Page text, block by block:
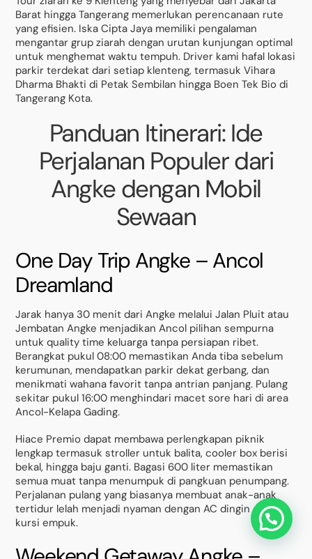
Barat hingga Tangerang memerlukan perencanaan rute
yang efisien. Iska Cipta Jaya memiliki pengalaman
mengantar grup ziarah dengan urutan kunjungan optimal
untuk menghemat waktu tempuh. Driver kami hafal lokasi
parkir terdekat dari setiap klenteng, termasuk Vihara
Dharma Bhakti di Petak Sembilan hingga Boen Tek Bio di
Tangerang Kota.
Panduan Itinerari: Ide
Perjalanan Populer dari
Angke dengan Mobil
Sewaan
One Day Trip Angke – Ancol
Dreamland
Jarak hanya 30 menit dari Angke melalui Jalan Pluit atau
Jembatan Angke menjadikan Ancol pilihan sempurna
untuk quality time keluarga tanpa persiapan ribet.
Berangkat pukul 08:00 memastikan Anda tiba sebelum
kerumunan, mendapatkan parkir dekat gerbang, dan
menikmati wahana favorit tanpa antrian panjang. Pulang
sekitar pukul 16:00 menghindari macet sore hari di area
Ancol-Kelapa Gading.
Hiace Premio dapat membawa perlengkapan piknik
lengkap termasuk stroller untuk balita, cooler box berisi
bekal, hingga baju ganti. Bagasi 600 liter memastikan
semua muat tanpa menumpuk di pangkuan penumpang.
Perjalanan pulang yang biasanya membuat anak-anak
tertidur lelah menjadi nyaman dengan AC dingin dan
kursi empuk.